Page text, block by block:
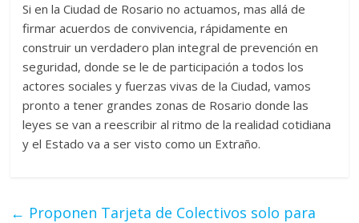
Si en la Ciudad de Rosario no actuamos, mas allá de
firmar acuerdos de convivencia, rápidamente en
construir un verdadero plan integral de prevención en
seguridad, donde se le de participación a todos los
actores sociales y fuerzas vivas de la Ciudad, vamos
pronto a tener grandes zonas de Rosario donde las
leyes se van a reescribir al ritmo de la realidad cotidiana
y el Estado va a ser visto como un Extraño.
← Proponen Tarjeta de Colectivos solo para